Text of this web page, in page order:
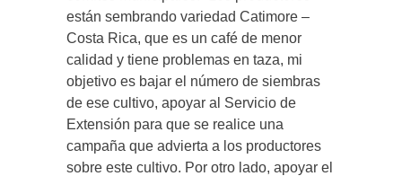
están sembrando variedad Catimore –
Costa Rica, que es un café de menor
calidad y tiene problemas en taza, mi
objetivo es bajar el número de siembras
de ese cultivo, apoyar al Servicio de
Extensión para que se realice una
campaña que advierta a los productores
sobre este cultivo. Por otro lado, apoyar el